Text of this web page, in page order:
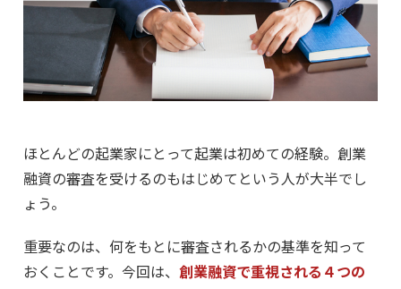
ほとんどの起業家にとって起業は初めての経験。創業
融資の審査を受けるのもはじめてという人が大半でし
ょう。
重要なのは、何をもとに審査されるかの基準を知って
おくことです。今回は、 創業融資で重視される４つの